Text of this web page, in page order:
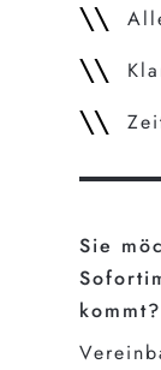
Sie
kommt?